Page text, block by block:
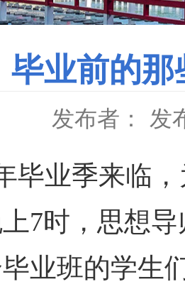
毕业前的
发布者： 发
业季来临，
7时，思想
业班的学生